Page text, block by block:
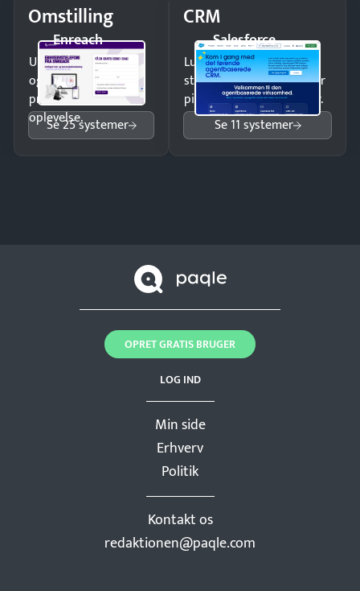
Omstilling
Enreach
Undgå tabte opkald
og giv kunderne en
professionel
oplevelse.
Se 25 systemer
CRM
Salesforce
Luk flere salg med et
struktureret overblik over
pipeline og opfølgninger.
Se 11 systemer
Min side
Erhverv
Politik
Kontakt os
redaktionen@paqle.com
LOG IND
OPRET GRATIS BRUGER